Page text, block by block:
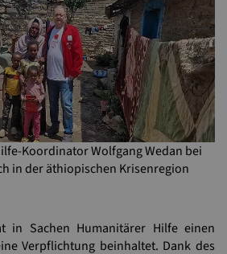
Koordinator Wolfgang Wedan bei
in der äthiopischen Krisenregion
in Sachen Humanitärer Hilfe einen
Verpflichtung beinhaltet. Dank des